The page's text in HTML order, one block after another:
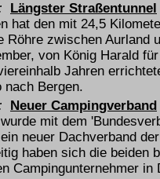
Längster Straßentunnel
hat den mit 24,5
Röhre zwischen Aurland
von König Harald
Jahren
nach Bergen.
Neuer Campingverband
mit dem
neuer Dachverband
haben sich die beiden
Campingunternehmer in